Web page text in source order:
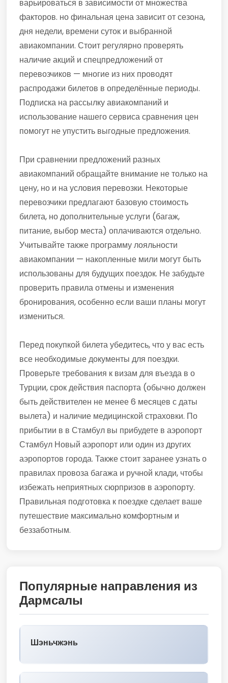
варьироваться в зависимости от множества
факторов. но финальная цена зависит от сезона,
дня недели, времени суток и выбранной
авиакомпании. Стоит регулярно проверять
наличие акций и спецпредложений от
перевозчиков — многие из них проводят
распродажи билетов в определённые периоды.
Подписка на рассылку авиакомпаний и
использование нашего сервиса сравнения цен
помогут не упустить выгодные предложения.
При сравнении предложений разных
авиакомпаний обращайте внимание не только на
цену, но и на условия перевозки. Некоторые
перевозчики предлагают базовую стоимость
билета, но дополнительные услуги (багаж,
питание, выбор места) оплачиваются отдельно.
Учитывайте также программу лояльности
авиакомпании — накопленные мили могут быть
использованы для будущих поездок. Не забудьте
проверить правила отмены и изменения
бронирования, особенно если ваши планы могут
измениться.
Перед покупкой билета убедитесь, что у вас есть
все необходимые документы для поездки.
Проверьте требования к визам для въезда в о
Турции, срок действия паспорта (обычно должен
быть действителен не менее 6 месяцев с даты
вылета) и наличие медицинской страховки. По
прибытии в в Стамбул вы прибудете в аэропорт
Стамбул Новый аэропорт или один из других
аэропортов города. Также стоит заранее узнать о
правилах провоза багажа и ручной клади, чтобы
избежать неприятных сюрпризов в аэропорту.
Правильная подготовка к поездке сделает ваше
путешествие максимально комфортным и
беззаботным.
Популярные направления из
Дармсалы
Шэньчжэнь